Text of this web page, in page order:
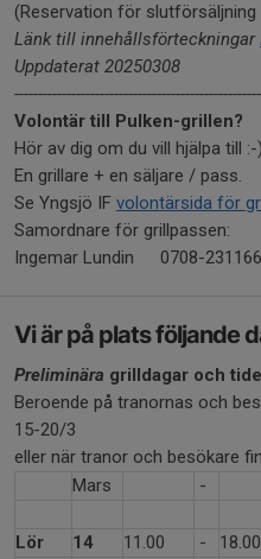
(Reservation för slutförsäljning
Länk till innehållsförteckningar
Uppdaterat 20250308
Volontär till Pulken-grillen?
Hör av dig om du vill hjälpa till :-)
En grillare + en säljare / pass.
Se Yngsjö IF volontärsida för
Samordnare för grillpassen:
Ingemar Lundin
0708-231166
Vi är på plats följande
Preliminära grilldagar och
Beroende på tranornas och
15-20/3
eller när tranor och besökare
Mars
-
Lör 14 11.00 -
18.00